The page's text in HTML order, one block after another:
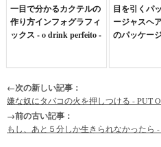
一目で分かるカクテルの
作り方インフォグラフィ
ックス - o drink perfeito -
目を引くパ
ージャスヘ
のパッケー
←次の新しい記事：
嫌な奴にタバコの火を押しつける - PUT
→前の古い記事：
もし、あと５分しか生きられなかったら -